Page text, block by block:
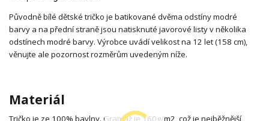
Původně bílé dětské tričko je batikované dvěma odstíny modré
barvy a na přední straně jsou natisknuté javorové listy v několika
odstínech modré barvy. Výrobce uvádí velikost na 12 let (158 cm),
věnujte ale pozornost rozměrům uvedeným níže.
Materiál
Tričko je ze 100% bavlny. Gramáž je 160g/m2, což je nejběžnější